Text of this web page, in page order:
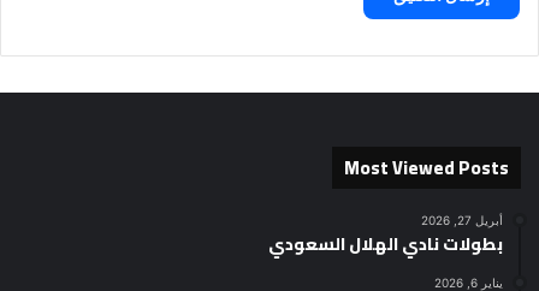
Most Viewed Posts
أبريل 27, 2026
بطولات نادي الهلال السعودي
يناير 6, 2026